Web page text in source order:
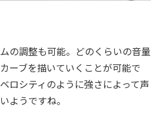
の調整も可能。どのくらいの音量
ーブを描いていくことが可能で
ロシティのように強さによって声
ようですね。